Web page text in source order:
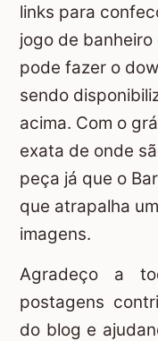
links para
jogo de
pode fazer o
sendo
acima. Com o
exata de onde
peça já que o
que atrapalha
imagens.
Agradeço a
postagens
do blog e